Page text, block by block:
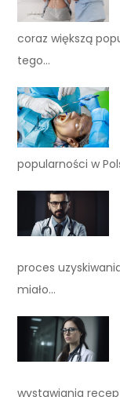
coraz większą
tego…
popularności w
proces
miało…
wystawiania